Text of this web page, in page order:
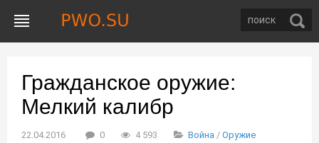
Гражданское оружие:
Мелкий калибр
22.04.2016 0 4 593 Война / Оружие